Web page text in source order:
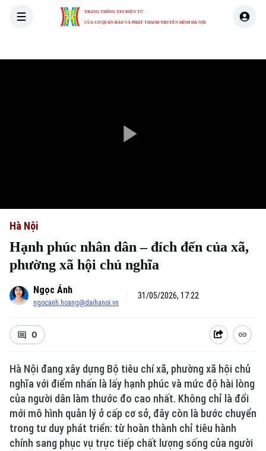
TRANG THÔNG TIN ĐIỆN TỬ
CỦA CƠ QUAN BÁO VÀ PHÁT THANH TRUYỀN HÌNH HÀ NỘI
Hà Nội
Hạnh phúc nhân dân – đích đến của xã,
phường xã hội chủ nghĩa
Ngọc Ánh
ngocanh.hoang@daihanoi.vn
31/05/2026, 17:22
0
Hà Nội đang xây dựng Bộ tiêu chí xã, phường xã hội chủ
nghĩa với điểm nhấn là lấy hạnh phúc và mức độ hài lòng
của người dân làm thước đo cao nhất. Không chỉ là đổi
mới mô hình quản lý ở cấp cơ sở, đây còn là bước chuyển
trong tư duy phát triển: từ hoàn thành chỉ tiêu hành
chính sang phục vụ trực tiếp chất lượng sống của người